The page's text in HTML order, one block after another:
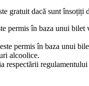
gratuit dacă sunt
permis în baza unui
permis în baza unui
alcoolice.
respectării